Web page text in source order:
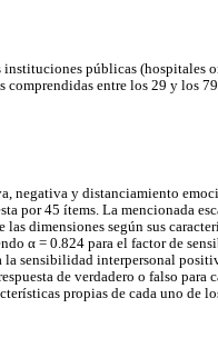
públicas (hospitales
entre los 29 y los
negativa y distanciamiento
por 45 ítems. La mencionada
dimensiones según sus
α = 0.824 para el factor de
sensibilidad interpersonal
de verdadero o falso para
propias de cada uno de